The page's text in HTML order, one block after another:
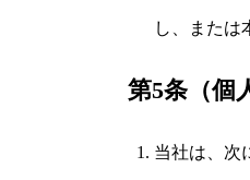
し、または
第5条（個
当社は、次